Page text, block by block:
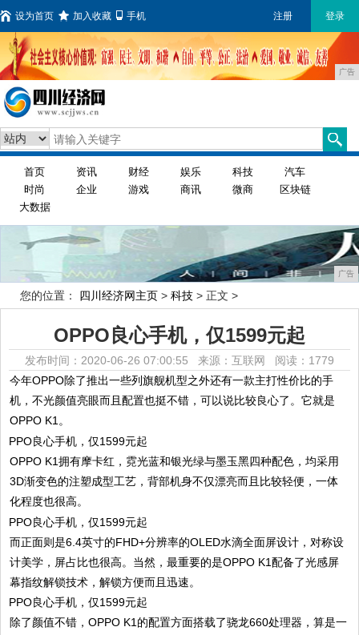
设为首页 加入收藏 手机 注册 登录
广告
首页 资讯 财经 娱乐 科技
汽车
时尚
企业 游戏 商讯 微商
区块链
大数据
广告
您的位置： 四川经济网主页 > 科技 > 正文 >
OPPO良心手机，仅1599元起
发布时间：2020-06-26 07:00:55 来源：互联网 阅读：1779
今年OPPO除了推出一些列旗舰机型之外还有一款主打性价比的手
机，不光颜值亮眼而且配置也挺不错，可以说比较良心了。它就是
OPPO K1。
OPPO K1拥有摩卡红，霓光蓝和银光绿与墨玉黑四种配色，均采用
3D渐变色的注塑成型工艺，背部机身不仅漂亮而且比较轻便，一体
化程度也很高。
而正面则是6.4英寸的FHD+分辨率的OLED水滴全面屏设计，对称设
计美学，屏占比也很高。当然，最重要的是OPPO K1配备了光感屏
幕指纹解锁技术，解锁方便而且迅速。
除了颜值不错，OPPO K1的配置方面搭载了骁龙660处理器，算是一